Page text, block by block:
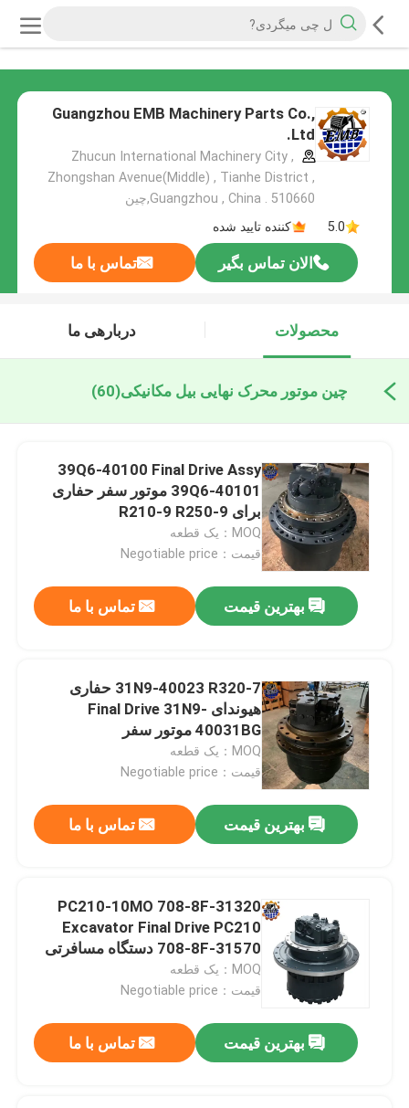
Guangzhou EMB Machinery Parts Co.,
Ltd.
Zhucun International Machinery City ,
Zhongshan Avenue(Middle) , Tianhe District ,
Guangzhou , China . 510660,چین
5.0
کننده تایید شده
الان تماس بگیر تماس با ما
محصولات دربارهی ما
چین موتور محرک نهایی بیل مکانیکی(60)
39Q6-40100 Final Drive Assy
39Q6-40101 موتور سفر حفاری
برای R210-9 R250-9
MOQ：یک قطعه
قیمت：Negotiable price
بهترین قیمت تماس با ما
31N9-40023 R320-7 حفاری
هیوندای Final Drive 31N9-
40031BG موتور سفر
MOQ：یک قطعه
قیمت：Negotiable price
بهترین قیمت تماس با ما
PC210-10MO 708-8F-31320
Excavator Final Drive PC210
708-8F-31570 دستگاه مسافرتی
MOQ：یک قطعه
قیمت：Negotiable price
بهترین قیمت تماس با ما